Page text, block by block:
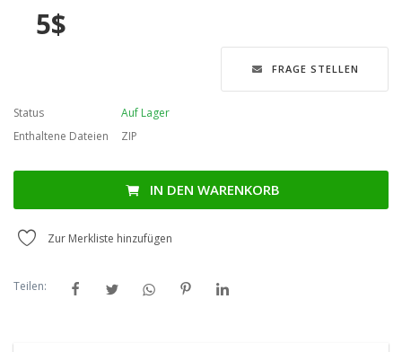
Registrieren
5$
FRAGE STELLEN
Status
Auf Lager
Enthaltene Dateien
ZIP
IN DEN WARENKORB
Zur Merkliste hinzufügen
Teilen: